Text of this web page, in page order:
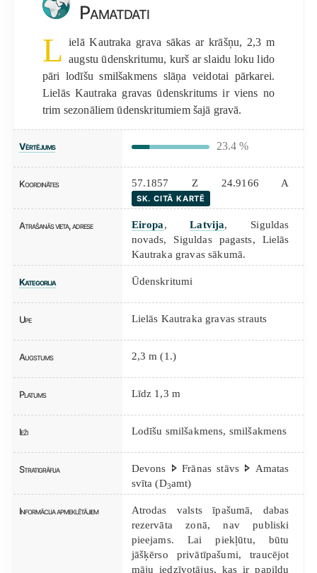
Pamatdati
L ielā Kautraka grava sākas ar krāšņu, 2,3 m
augstu ūdenskritumu, kurš ar slaidu loku lido
pāri lodīšu smilšakmens slāņa veidotai pārkarei.
Lielās Kautraka gravas ūdenskritums ir viens no
trim sezonāliem ūdenskritumiem šajā gravā.
Vērtējums 23.4 %
Koordinātes 57.1857 Z 24.9166 A
SK. CITĀ KARTĒ
Atrašanās vieta, adrese Eiropa,Latvija, Siguldas
novads, Siguldas pagasts, Lielās
Kautraka gravas sākumā.
Kategorija Ūdenskritumi
Upe Lielās Kautraka gravas strauts
Augstums 2,3 m (1.)
Platums Līdz 1,3 m
Ieži Lodīšu smilšakmens, smilšakmens
Stratigrāfija
Devons 🢖 Frānas stāvs 🢖 Amatas
svīta (D3amt)
Informācija apmeklētājiem
Atrodas valsts īpašumā, dabas
rezervāta zonā, nav publiski
pieejams. Lai piekļūtu, būtu
jāšķērso privātīpašumi, traucējot
māju iedzīvotājus, kas ir papildu